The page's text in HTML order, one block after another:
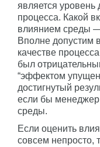
является уровень
процесса. Какой
влиянием среды
Вполне допустим
качестве
был
“эффектом
достигнутый
если бы менеджер
среды.
Если оценить
совсем непросто,